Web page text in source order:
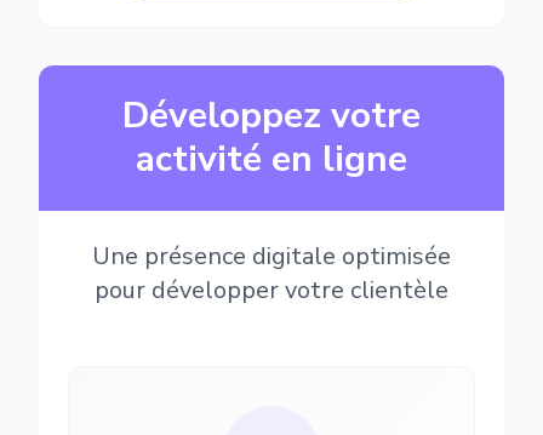
Développez votre
activité en ligne
Une présence digitale optimisée
pour développer votre clientèle